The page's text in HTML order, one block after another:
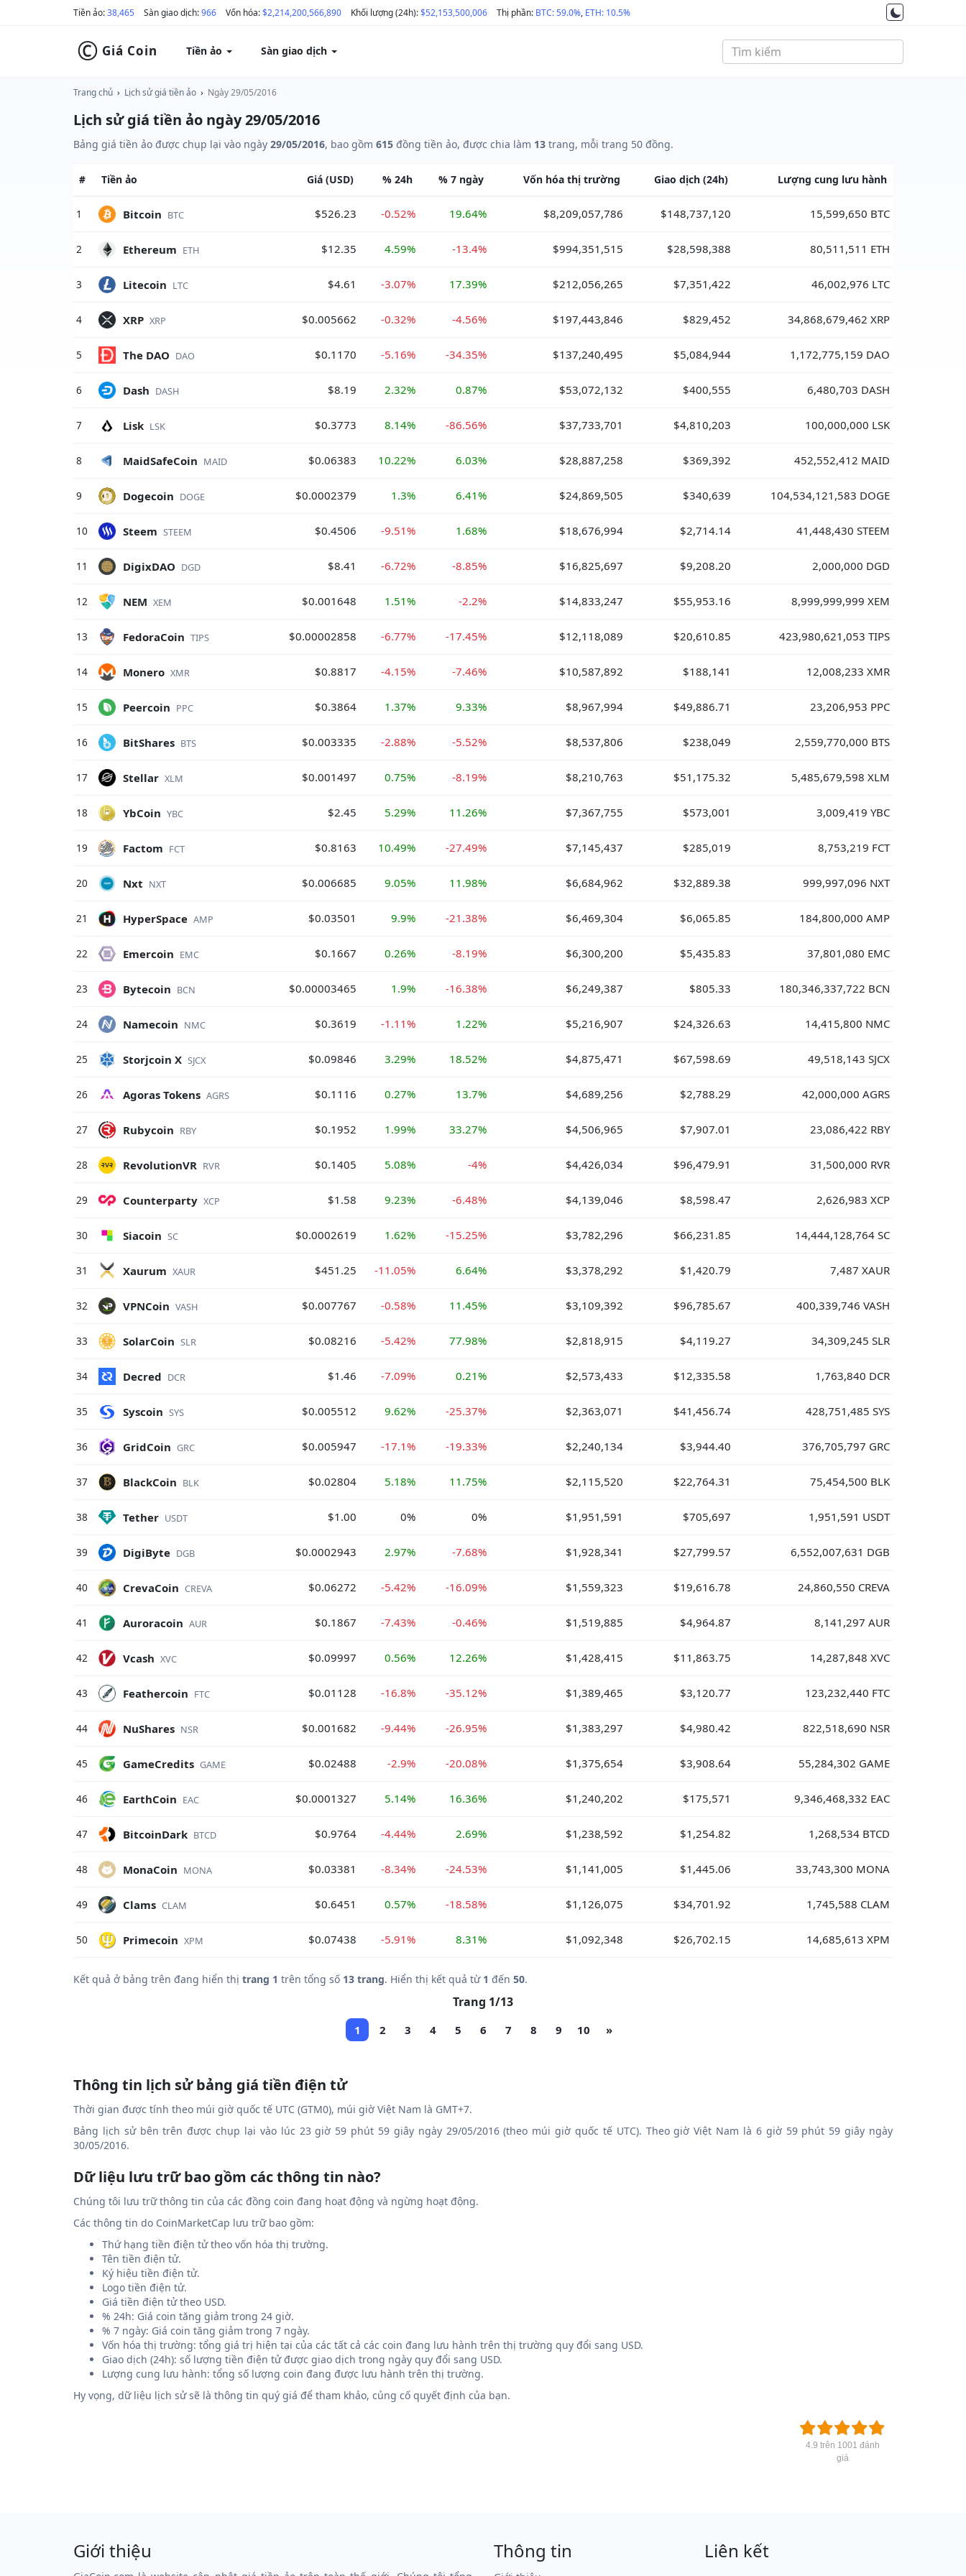
Tiền ảo:38,465 Sàn giao dịch:966 Vốn hóa:$2,214,200,566,890 Khối lượng (24h):$52,153,500,006 Thị phần: BTC: 59.0%, ETH: 10.5%
© Giá Coin Tiền ảo Sàn giao dịch
Trang chủ › Lịch sử giá tiền ảo › Ngày 29/05/2016
Lịch sử giá tiền ảo ngày 29/05/2016
Bảng giá tiền ảo được chụp lại vào ngày 29/05/2016, bao gồm 615 đồng tiền ảo, được chia làm 13 trang, mỗi trang 50 đồng.
# Tiền ảo Giá (USD) % 24h % 7 ngày Vốn hóa thị trường Giao dịch (24h) Lượng cung lưu hành
1 Bitcoin BTC $526.23 -0.52% 19.64% $8,209,057,786 $148,737,120 15,599,650 BTC
2 Ethereum ETH $12.35 4.59% -13.4% $994,351,515 $28,598,388 80,511,511 ETH
3 Litecoin LTC $4.61 -3.07% 17.39% $212,056,265 $7,351,422 46,002,976 LTC
4 XRP XRP $0.005662 -0.32% -4.56% $197,443,846 $829,452 34,868,679,462 XRP
5 The DAO DAO $0.1170 -5.16% -34.35% $137,240,495 $5,084,944 1,172,775,159 DAO
6 Dash DASH $8.19 2.32% 0.87% $53,072,132 $400,555 6,480,703 DASH
7 Lisk LSK $0.3773 8.14% -86.56% $37,733,701 $4,810,203 100,000,000 LSK
8 MaidSafeCoin MAID $0.06383 10.22% 6.03% $28,887,258 $369,392 452,552,412 MAID
9 Dogecoin DOGE $0.0002379 1.3% 6.41% $24,869,505 $340,639 104,534,121,583 DOGE
10 Steem STEEM $0.4506 -9.51% 1.68% $18,676,994 $2,714.14 41,448,430 STEEM
11 DigixDAO DGD $8.41 -6.72% -8.85% $16,825,697 $9,208.20 2,000,000 DGD
12 NEM XEM $0.001648 1.51% -2.2% $14,833,247 $55,953.16 8,999,999,999 XEM
13 FedoraCoin TIPS $0.00002858 -6.77% -17.45% $12,118,089 $20,610.85 423,980,621,053 TIPS
14 Monero XMR $0.8817 -4.15% -7.46% $10,587,892 $188,141 12,008,233 XMR
15 Peercoin PPC $0.3864 1.37% 9.33% $8,967,994 $49,886.71 23,206,953 PPC
16 BitShares BTS $0.003335 -2.88% -5.52% $8,537,806 $238,049 2,559,770,000 BTS
17 Stellar XLM $0.001497 0.75% -8.19% $8,210,763 $51,175.32 5,485,679,598 XLM
18 YbCoin YBC $2.45 5.29% 11.26% $7,367,755 $573,001 3,009,419 YBC
19 Factom FCT $0.8163 10.49% -27.49% $7,145,437 $285,019 8,753,219 FCT
20 Nxt NXT $0.006685 9.05% 11.98% $6,684,962 $32,889.38 999,997,096 NXT
21 HyperSpace AMP $0.03501 9.9% -21.38% $6,469,304 $6,065.85 184,800,000 AMP
22 Emercoin EMC $0.1667 0.26% -8.19% $6,300,200 $5,435.83 37,801,080 EMC
23 Bytecoin BCN $0.00003465 1.9% -16.38% $6,249,387 $805.33 180,346,337,722 BCN
24 Namecoin NMC $0.3619 -1.11% 1.22% $5,216,907 $24,326.63 14,415,800 NMC
25 Storjcoin X SJCX $0.09846 3.29% 18.52% $4,875,471 $67,598.69 49,518,143 SJCX
26 Agoras Tokens AGRS $0.1116 0.27% 13.7% $4,689,256 $2,788.29 42,000,000 AGRS
27 Rubycoin RBY $0.1952 1.99% 33.27% $4,506,965 $7,907.01 23,086,422 RBY
28 RevolutionVR RVR $0.1405 5.08% -4% $4,426,034 $96,479.91 31,500,000 RVR
29 Counterparty XCP $1.58 9.23% -6.48% $4,139,046 $8,598.47 2,626,983 XCP
30 Siacoin SC $0.0002619 1.62% -15.25% $3,782,296 $66,231.85 14,444,128,764 SC
31 Xaurum XAUR $451.25 -11.05% 6.64% $3,378,292 $1,420.79 7,487 XAUR
32 VPNCoin VASH $0.007767 -0.58% 11.45% $3,109,392 $96,785.67 400,339,746 VASH
33 SolarCoin SLR $0.08216 -5.42% 77.98% $2,818,915 $4,119.27 34,309,245 SLR
34 Decred DCR $1.46 -7.09% 0.21% $2,573,433 $12,335.58 1,763,840 DCR
35 Syscoin SYS $0.005512 9.62% -25.37% $2,363,071 $41,456.74 428,751,485 SYS
36 GridCoin GRC $0.005947 -17.1% -19.33% $2,240,134 $3,944.40 376,705,797 GRC
37 BlackCoin BLK $0.02804 5.18% 11.75% $2,115,520 $22,764.31 75,454,500 BLK
38 Tether USDT $1.00 0% 0% $1,951,591 $705,697 1,951,591 USDT
39 DigiByte DGB $0.0002943 2.97% -7.68% $1,928,341 $27,799.57 6,552,007,631 DGB
40 CrevaCoin CREVA $0.06272 -5.42% -16.09% $1,559,323 $19,616.78 24,860,550 CREVA
41 Auroracoin AUR $0.1867 -7.43% -0.46% $1,519,885 $4,964.87 8,141,297 AUR
42 Vcash XVC $0.09997 0.56% 12.26% $1,428,415 $11,863.75 14,287,848 XVC
43 Feathercoin FTC $0.01128 -16.8% -35.12% $1,389,465 $3,120.77 123,232,440 FTC
44 NuShares NSR $0.001682 -9.44% -26.95% $1,383,297 $4,980.42 822,518,690 NSR
45 GameCredits GAME $0.02488 -2.9% -20.08% $1,375,654 $3,908.64 55,284,302 GAME
46 EarthCoin EAC $0.0001327 5.14% 16.36% $1,240,202 $175,571 9,346,468,332 EAC
47 BitcoinDark BTCD $0.9764 -4.44% 2.69% $1,238,592 $1,254.82 1,268,534 BTCD
48 MonaCoin MONA $0.03381 -8.34% -24.53% $1,141,005 $1,445.06 33,743,300 MONA
49 Clams CLAM $0.6451 0.57% -18.58% $1,126,075 $34,701.92 1,745,588 CLAM
50 Primecoin XPM $0.07438 -5.91% 8.31% $1,092,348 $26,702.15 14,685,613 XPM
Kết quả ở bảng trên đang hiển thị trang 1 trên tổng số 13 trang. Hiển thị kết quả từ 1 đến 50.
Trang 1/13
1 2 3 4 5 6 7 8 9 10 »
Thông tin lịch sử bảng giá tiền điện tử
Thời gian được tính theo múi giờ quốc tế UTC (GTM0), múi giờ Việt Nam là GMT+7.
Bảng lịch sử bên trên được chụp lại vào lúc 23 giờ 59 phút 59 giây ngày 29/05/2016 (theo múi giờ quốc tế UTC). Theo giờ Việt Nam là 6 giờ 59 phút 59 giây ngày
30/05/2016.
Dữ liệu lưu trữ bao gồm các thông tin nào?
Chúng tôi lưu trữ thông tin của các đồng coin đang hoạt động và ngừng hoạt động.
Các thông tin do CoinMarketCap lưu trữ bao gồm:
Thứ hạng tiền điện tử theo vốn hóa thị trường.
Tên tiền điện tử.
Ký hiệu tiền điện tử.
Logo tiền điện tử.
Giá tiền điện tử theo USD.
% 24h: Giá coin tăng giảm trong 24 giờ.
% 7 ngày: Giá coin tăng giảm trong 7 ngày.
Vốn hóa thị trường: tổng giá trị hiện tại của các tất cả các coin đang lưu hành trên thị trường quy đổi sang USD.
Giao dịch (24h): số lượng tiền điện tử được giao dịch trong ngày quy đổi sang USD.
Lượng cung lưu hành: tổng số lượng coin đang được lưu hành trên thị trường.
Hy vọng, dữ liệu lịch sử sẽ là thông tin quý giá để tham khảo, củng cố quyết định của bạn.
4.9 trên 1001 đánh
giá
Giới thiệu Thông tin Liên kết